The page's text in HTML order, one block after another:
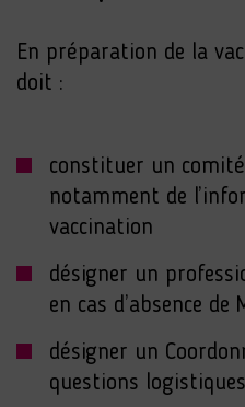
En préparation de la
doit :
constituer un
notamment de
vaccination
désigner un
en cas d’absence
désigner un
questions